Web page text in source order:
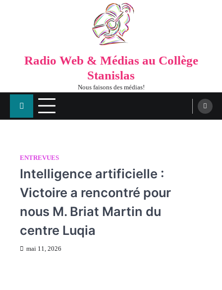
Radio Web & Médias au Collège
Stanislas
Nous faisons des médias!
ENTREVUES
Intelligence artificielle :
Victoire a rencontré pour
nous M. Briat Martin du
centre Luqia
mai 11, 2026